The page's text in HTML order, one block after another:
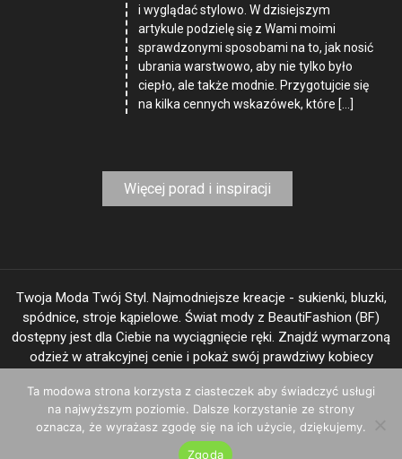
i wyglądać stylowo. W dzisiejszym
artykule podzielę się z Wami moimi
sprawdzonymi sposobami na to, jak nosić
ubrania warstwowo, aby nie tylko było
ciepło, ale także modnie. Przygotujcie się
na kilka cennych wskazówek, które […]
Więcej porad i inspiracji
Twoja Moda Twój Styl. Najmodniejsze kreacje - sukienki, bluzki,
spódnice, stroje kąpielowe. Świat mody z BeautiFashion (BF)
dostępny jest dla Ciebie na wyciągnięcie ręki. Znajdź wymarzoną
odzież w atrakcyjnej cenie i pokaż swój prawdziwy kobiecy
Theme: Shopay by
Ta modowa strona korzysta z ciasteczek aby świadczyć usługi
na najwyższym poziomie. Dalsze korzystanie ze strony
oznacza, że wyrażasz zgodę się na ich użycie, dziękujemy.
Zgoda